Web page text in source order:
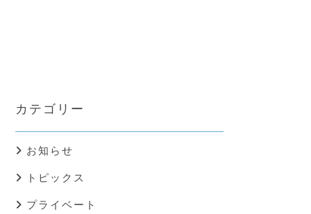
カテゴリー
お知らせ
トピックス
プライベート